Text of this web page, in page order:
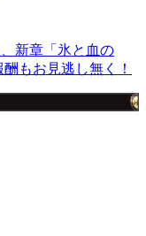
新章「氷と血の
もお見逃し無く！